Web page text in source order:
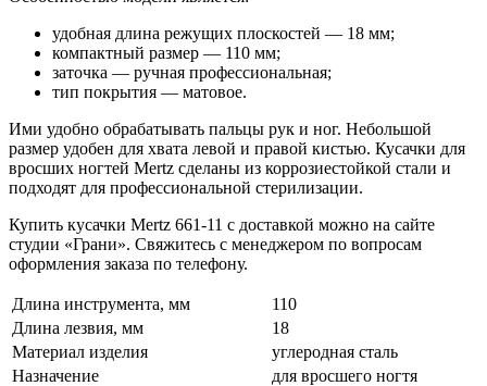
удобная длина режущих плоскостей — 18 мм;
компактный размер — 110 мм;
заточка — ручная профессиональная;
тип покрытия — матовое.
Ими удобно обрабатывать пальцы рук и ног. Небольшой
размер удобен для хвата левой и правой кистью. Кусачки для
вросших ногтей Mertz сделаны из коррозиестойкой стали и
подходят для профессиональной стерилизации.
Купить кусачки Mertz 661-11 с доставкой можно на сайте
студии «Грани». Свяжитесь с менеджером по вопросам
оформления заказа по телефону.
Длина инструмента, мм
110
Длина лезвия, мм
18
Материал изделия
углеродная сталь
Назначение
для вросшего ногтя